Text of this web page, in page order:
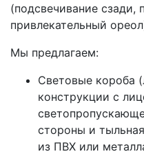
(подсвечивание сзади,
привлекательный
Мы предлагаем:
Световые короба
конструкции с
стороны и
из ПВХ или